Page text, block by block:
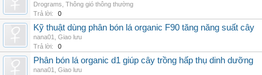
Drograms Thông gió thông thường
Trả lời:
0
Kỹ thuật dùng phân bón lá organic F90 tăng năng suất cây
nana01
Giao lưu
Trả lời:
0
Phân bón lá organic d1 giúp cây trồng hấp thụ dinh dưỡng
nana01
Giao lưu